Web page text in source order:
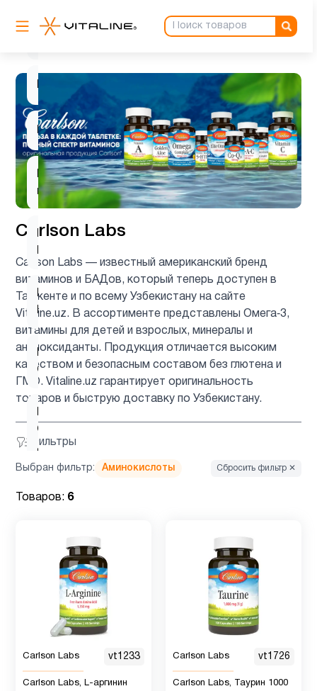
Carlson Labs
Carlson Labs — известный американский бренд
витаминов и БАДов, который теперь доступен в
Ташкенте и по всему Узбекистану на сайте
Vitaline.uz. В ассортименте представлены Омега‑3,
витамины для детей и взрослых, минералы и
антиоксиданты. Продукция отличается высоким
качеством и безопасным составом без глютена и
ГМО. Vitaline.uz гарантирует оригинальность
товаров и быструю доставку по Узбекистану.
Фильтры
Барберин
Биотин 2
Вегетарианский
продукт
1
Витамин
Витамин
B12
2
Витамин
C
9
C для
детей
Витамин
1
Витамин
9
Витамин
Выбран фильтр: Аминокислоты Сбросить фильтр ✕
Товаров: 6
Carlson Labs vt1233
Carlson Labs, L-аргинин
Carlson Labs vt1726
Carlson Labs, Таурин 1000